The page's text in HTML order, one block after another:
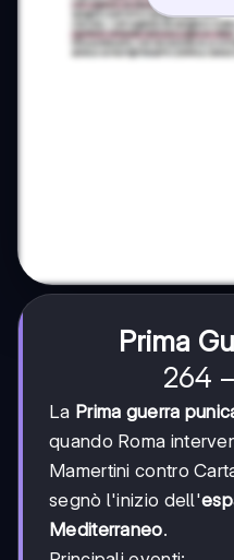
Prima
264
-241
a.C.
264 −
La Prima guerra
quando Roma
Mamertini contro
segnò l'inizio dell'
Mediterraneo.